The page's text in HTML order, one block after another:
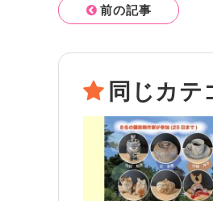
前の記事
同じカテ